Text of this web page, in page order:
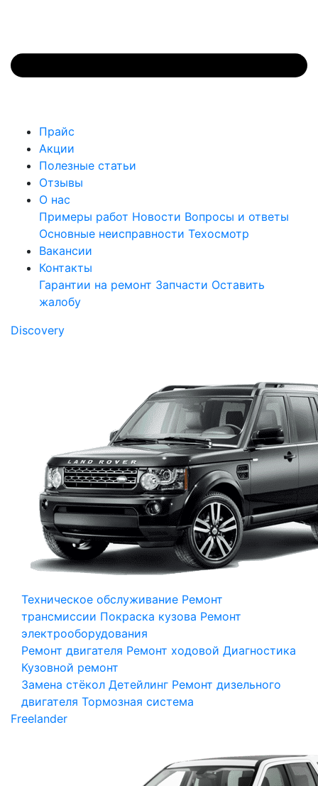
Прайс
Акции
Полезные статьи
Отзывы
О нас
Примеры работ Новости Вопросы и ответы
Основные неисправности Техосмотр
Вакансии
Контакты
Гарантии на ремонт Запчасти Оставить
жалобу
Discovery
Техническое обслуживание Ремонт
трансмиссии Покраска кузова Ремонт
электрооборудования
Ремонт двигателя Ремонт ходовой Диагностика
Кузовной ремонт
Замена стёкол Детейлинг Ремонт дизельного
двигателя Тормозная система
Freelander